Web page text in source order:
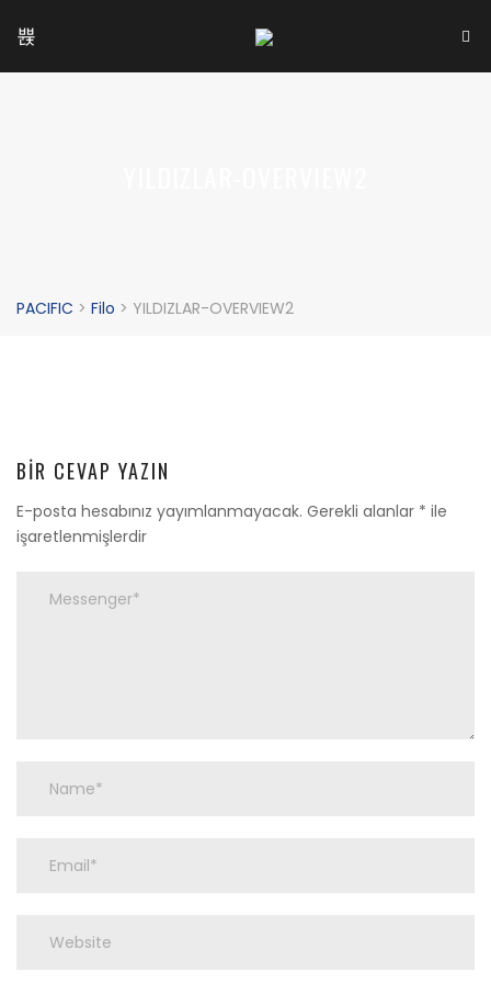
PACIFIC > Filo > YILDIZLAR-OVERVIEW2
BIR CEVAP YAZIN
E-posta hesabınız yayımlanmayacak. Gerekli alanlar * ile
işaretlenmişlerdir